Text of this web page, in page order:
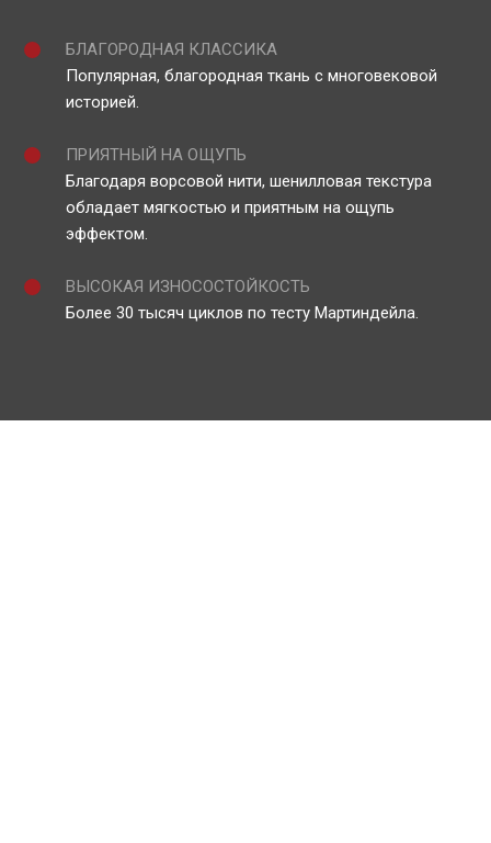
БЛАГОРОДНАЯ КЛАССИКА
Популярная, благородная ткань с многовековой
историей.
ПРИЯТНЫЙ НА ОЩУПЬ
Благодаря ворсовой нити, шенилловая текстура
обладает мягкостью и приятным на ощупь
эффектом.
ВЫСОКАЯ ИЗНОСОСТОЙКОСТЬ
Более 30 тысяч циклов по тесту Мартиндейла.